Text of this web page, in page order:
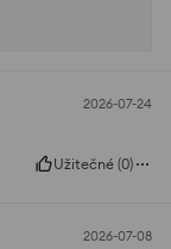
2026-07-24
Užitečné (0)
2026-07-08